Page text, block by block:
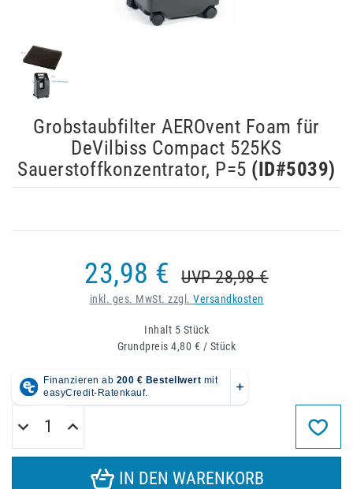
Grobstaubfilter AEROvent Foam für
DeVilbiss Compact 525KS
Sauerstoffkonzentrator, P=5 (ID#5039)
23,98 € UVP 28,98 €
inkl. ges. MwSt. zzgl. Versandkosten
Inhalt 5 Stück
Grundpreis4,80 € / Stück
IN DEN WARENKORB